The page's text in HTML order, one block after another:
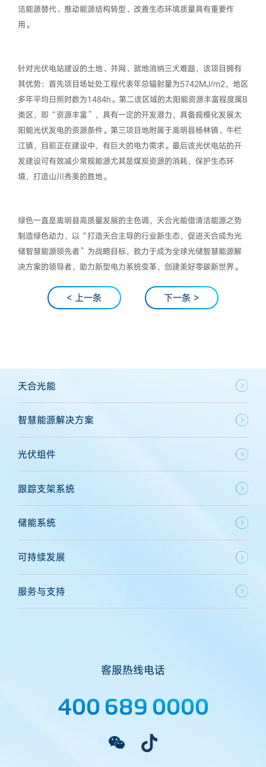
洁能源替代、推动能源结构转型、改善生态环境质量具有重要作
用。
针对光伏电站建设的土地、并网、就地消纳三大难题，该项目拥有
其优势：首先项目场址处工程代表年总辐射量为5742MJ/m2，地区
多年平均日照时数为1484h。第二该区域的太阳能资源丰富程度属B
类区，即“资源丰富”，具有一定的开发潜力，具备规模化发展太
阳能光伏发电的资源条件。第三项目地附属于嵩明县杨林镇、牛栏
江镇，目前正在建设中，有巨大的电力需求。最后该光伏电站的开
发建设可有效减少常规能源尤其是煤炭资源的消耗，保护生态环
境，打造山川秀美的胜地。
绿色一直是嵩明县高质量发展的主色调，天合光能借清洁能源之势
制造绿色动力，以“打造天合主导的行业新生态，促进天合成为光
储智慧能源领先者”为战略目标，致力于成为全球光储智慧能源解
决方案的领导者，助力新型电力系统变革，创建美好零碳新世界。
< 上一条 下一条 >
天合光能
智慧能源解决方案
光伏组件
跟踪支架系统
储能系统
可持续发展
服务与支持
客服热线电话
400 689 0000